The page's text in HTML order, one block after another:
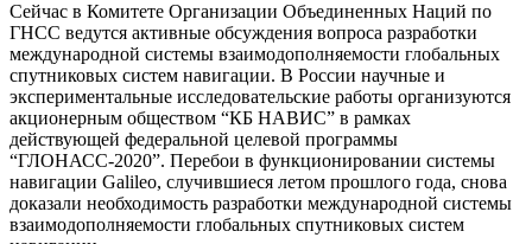
Сейчас в Комитете Организации Объединенных Наций по
ГНСС ведутся активные обсуждения вопроса разработки
международной системы взаимодополняемости глобальных
спутниковых систем навигации. В России научные и
экспериментальные исследовательские работы организуются
акционерным обществом “КБ НАВИС” в рамках
действующей федеральной целевой программы
“ГЛОНАСС-2020”. Перебои в функционировании системы
навигации Galileo, случившиеся летом прошлого года, снова
доказали необходимость разработки международной системы
взаимодополняемости глобальных спутниковых систем